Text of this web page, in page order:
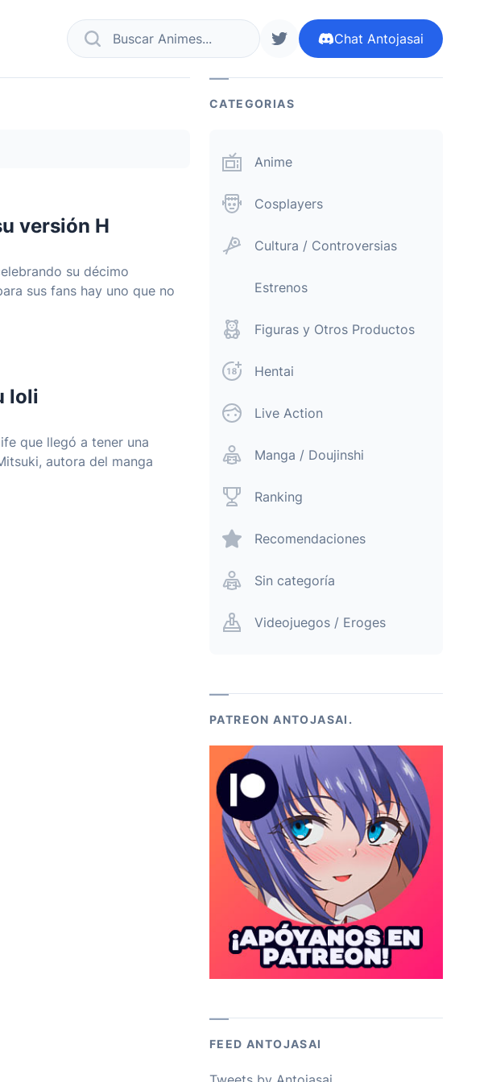
buscar ahora siguenos en twitter
Chat Antojasai
versión H
su décimo
sus fans hay uno que no
loli
que llegó a tener una
autora del manga
CATEGORIAS
Anime
Cosplayers
Cultura / Controversias
Estrenos
Figuras y Otros Productos
Hentai
Live Action
Manga / Doujinshi
Ranking
Recomendaciones
Sin categoría
Videojuegos / Eroges
PATREON ANTOJASAI.
FEED ANTOJASAI